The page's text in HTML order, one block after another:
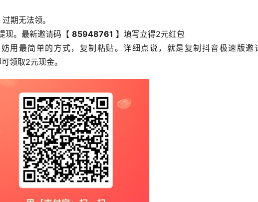
期无法领。
现。最新邀请码【 85948761 】填写立得2元红包
用最简单的方式，复制粘贴。详细点说，就是复制抖音极速版邀
领取2元现金。